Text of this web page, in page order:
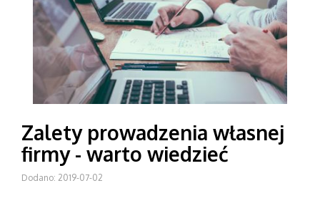
Zalety prowadzenia własnej
firmy - warto wiedzieć
Dodano: 2019-07-02